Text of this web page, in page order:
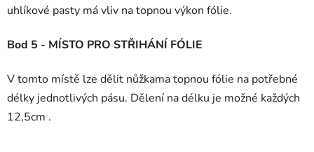
uhlíkové pasty má vliv na topnou výkon fólie.
Bod 5 - MÍSTO PRO STŘIHÁNÍ FÓLIE
V tomto místě lze dělit nůžkama topnou fólie na potřebné
délky jednotlivých pásu. Dělení na délku je možné každých
12,5cm .